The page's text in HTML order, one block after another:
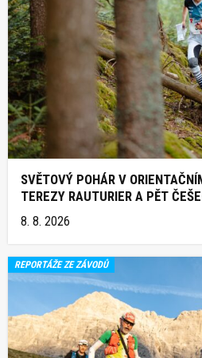
SVĚTOVÝ POHÁR V
TEREZY RAUTURIER A PĚT
8. 8. 2026
REPORTÁŽE ZE ZÁVODŮ